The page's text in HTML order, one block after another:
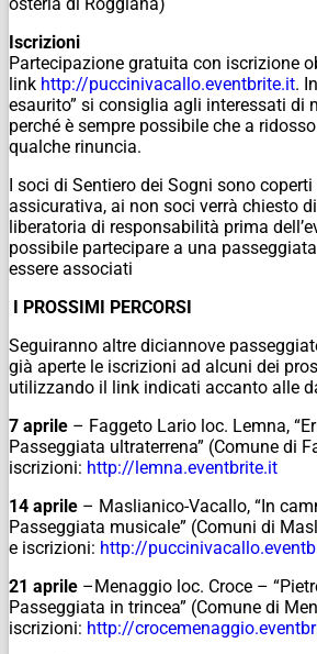
Iscrizioni
Partecipazione gratuita con iscrizione
link http://puccinivacallo.eventbrite.it.
esaurito” si consiglia agli interessati di
perché è sempre possibile che a
qualche rinuncia.
I soci di Sentiero dei Sogni sono
assicurativa, ai non soci verrà chiesto
liberatoria di responsabilità prima
possibile partecipare a una
essere associati
I PROSSIMI PERCORSI
Seguiranno altre diciannove
già aperte le iscrizioni ad alcuni dei
utilizzando il link indicati accanto alle
7 aprile – Faggeto Lario loc. Lemna,
Passeggiata ultraterrena” (Comune di
iscrizioni: http://lemna.eventbrite.it
14 aprile – Maslianico-Vacallo, “In
Passeggiata musicale” (Comuni di
e iscrizioni: http://
21 aprile –Menaggio loc. Croce –
Passeggiata in trincea” (Comune di
iscrizioni: http://